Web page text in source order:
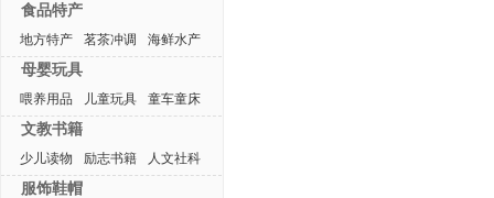
食品特产
地方特产 茗茶冲调 海鲜水产
母婴玩具
喂养用品 儿童玩具 童车童床
文教书籍
少儿读物 励志书籍 人文社科
服饰鞋帽